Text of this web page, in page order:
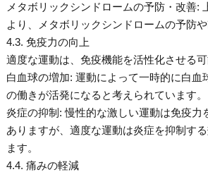
メタボリックシンドロームの予防・改善:
より、メタボリックシンドロームの予防や
4.3. 免疫力の向上
適度な運動は、免疫機能を活性化させる可
白血球の増加: 運動によって一時的に白血
の働きが活発になると考えられています。
炎症の抑制: 慢性的な激しい運動は免疫力
ありますが、適度な運動は炎症を抑制す
ます。
4.4. 痛みの軽減